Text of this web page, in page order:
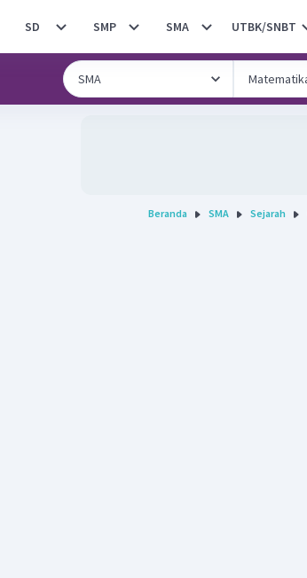
SD SMP SMA UTBK/SNBT
Beranda SMA Sejarah